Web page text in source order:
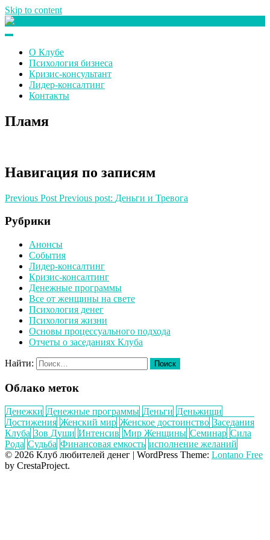
Skip to content
О Клубе
Психология бизнеса
Кризис-консультант
Лидер-консалтинг
Контакты
Пламя
Навигация по записям
Previous Post Previous post: Деньги и Тревога
Рубрики
Анонсы
События
Лидер-консалтинг
Кризис-консалтинг
Денежные программы
Все от женщины на свете
Психология денег
Психология жизни
Основы процессуального подхода
Отчеты о заседаниях Клуба
Найти:
Облако меток
Денежки Денежные программы Деньги Деньжищи
Достижения Женский мир Женское достоинство Заседания
Клуба Зов Души Интенсив Мир Женщины Семинар Сила
Рода Судьба Финансовая емкость исполнение желаний
© 2026 Клуб любителей денег | WordPress Theme: Lontano Free
by CrestaProject.